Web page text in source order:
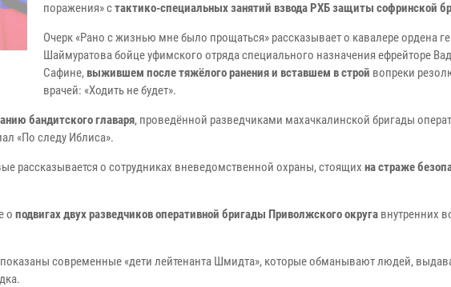
поражения» стактико-специальных занятий взвода РХБ защиты софринской
Очерк «Рано с жизнью мне было прощаться» рассказывает о кавалере ордена
Шаймуратова бойце уфимского отряда специального назначения ефрейторе
Сафине, выжившем после тяжёлого ранения и вставшем в строй вопреки
врачей: «Ходить не будет».
бандитского главаря, проведённой разведчиками махачкалинской бригады
«По следу Иблиса».
рассказывается о сотрудниках вневедомственной охраны, стоящих на страже
о подвигах двух разведчиков оперативной бригады Приволжского округа внутренних
современные «дети лейтенанта Шмидта», которые обманывают людей,